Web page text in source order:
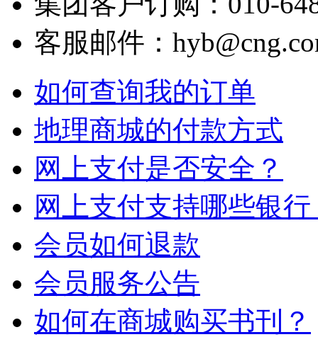
客服邮件：
如何查询我的订单
地理商城的付款方式
网上支付是否安全？
网上支付支持哪些银行
会员如何退款
会员服务公告
如何在商城购买书刊？